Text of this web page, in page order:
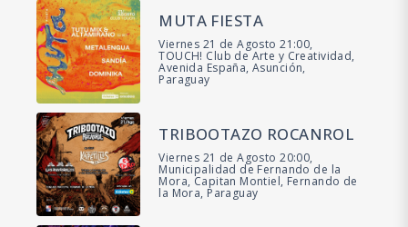
MUTA FIESTA
Viernes 21 de Agosto 21:00,
TOUCH! Club de Arte y Creatividad,
Avenida España, Asunción,
Paraguay
TRIBOOTAZO ROCANROL
Viernes 21 de Agosto 20:00,
Municipalidad de Fernando de la
Mora, Capitan Montiel, Fernando de
la Mora, Paraguay